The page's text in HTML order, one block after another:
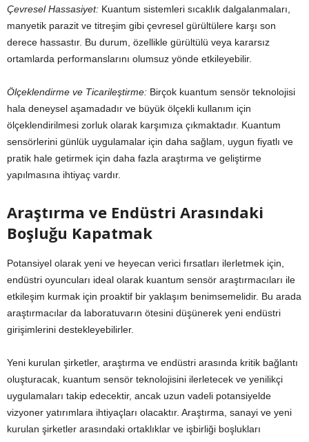
Çevresel Hassasiyet: Kuantum sistemleri sıcaklık dalgalanmaları,
manyetik parazit ve titreşim gibi çevresel gürültülere karşı son
derece hassastır. Bu durum, özellikle gürültülü veya kararsız
ortamlarda performanslarını olumsuz yönde etkileyebilir.
Ölçeklendirme ve Ticarileştirme: Birçok kuantum sensör teknolojisi
hala deneysel aşamadadır ve büyük ölçekli kullanım için
ölçeklendirilmesi zorluk olarak karşımıza çıkmaktadır. Kuantum
sensörlerini günlük uygulamalar için daha sağlam, uygun fiyatlı ve
pratik hale getirmek için daha fazla araştırma ve geliştirme
yapılmasına ihtiyaç vardır.
Araştırma ve Endüstri Arasındaki
Boşluğu Kapatmak
Potansiyel olarak yeni ve heyecan verici fırsatları ilerletmek için,
endüstri oyuncuları ideal olarak kuantum sensör araştırmacıları ile
etkileşim kurmak için proaktif bir yaklaşım benimsemelidir. Bu arada
araştırmacılar da laboratuvarın ötesini düşünerek yeni endüstri
girişimlerini destekleyebilirler.
Yeni kurulan şirketler, araştırma ve endüstri arasında kritik bağlantı
oluşturacak, kuantum sensör teknolojisini ilerletecek ve yenilikçi
uygulamaları takip edecektir, ancak uzun vadeli potansiyelde
vizyoner yatırımlara ihtiyaçları olacaktır. Araştırma, sanayi ve yeni
kurulan şirketler arasındaki ortaklıklar ve işbirliği boşlukları